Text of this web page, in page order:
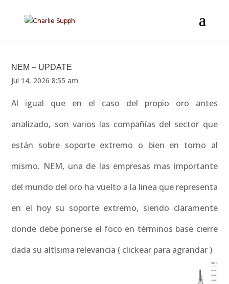
NEM – UPDATE
Jul 14, 2026 8:55 am
Al igual que en el caso del propio oro antes
analizado, son varios las compañías del sector que
están sobre soporte extremo o bien en torno al
mismo. NEM, una de las empresas mas importante
del mundo del oro ha vuelto a la linea que representa
en el hoy su soporte extremo, siendo claramente
donde debe ponerse el foco en términos base cierre
dada su altísima relevancia ( clickear para agrandar )